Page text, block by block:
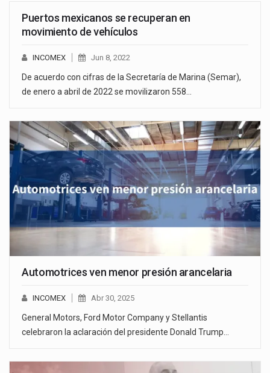
Puertos mexicanos se recuperan en
movimiento de vehículos
INCOMEX Jun 8, 2022
De acuerdo con cifras de la Secretaría de Marina (Semar),
de enero a abril de 2022 se movilizaron 558…
Automotrices ven menor presión arancelaria
INCOMEX Abr 30, 2025
General Motors, Ford Motor Company y Stellantis
celebraron la aclaración del presidente Donald Trump…